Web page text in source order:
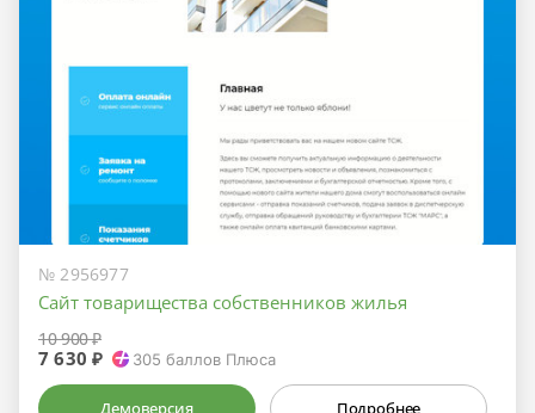
№ 2956977
Сайт товарищества собственников жилья
10 900 ₽
7 630 ₽ 305 баллов Плюса